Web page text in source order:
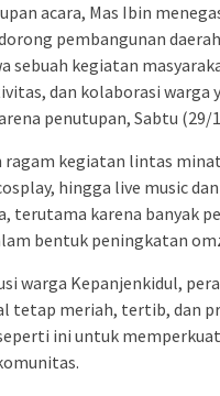
acara, Mas Ibin
pembangunan
sebuah kegiatan
dan kolaborasi warga
penutupan, Sabtu (29/
kegiatan lintas
hingga live music
karena banyak
bentuk peningkatan
warga Kepanjenkidul,
tetap meriah, tertib, dan
ini untuk